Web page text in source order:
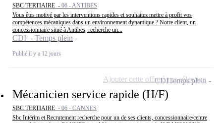
SBC TERTIAIRE - 06 - ANTIBES
Vous êtes motivé par les interventions rapides et souhaitez mettre à profit vos
compétences mécaniques dans un environnement dynamique ? Notre client, un
concessionnaire situé à Antibes, recherche un...
CDI - Temps plein
Publié il y a 12 jours
Mécanicien service rapide (H/F)
SBC TERTIAIRE - 06 - CANNES
Sbc Intérim et Recrutement recherche pour un de ses clients, concessionnaire/centre
CDITemps plein
Ajouter cette offre à ma sélection